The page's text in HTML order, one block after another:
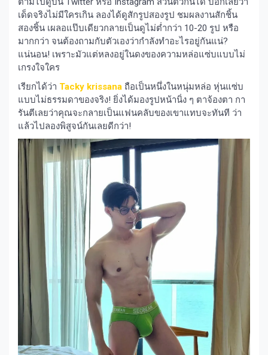
เด็ดจริงไม่มีใครเกิน ลองได้ดูสักรูปสองรูป ชมผลงานสักชิ้น
สองชิ้น เผลอแป๊บเดียวกลายเป็นดูไม่ต่ำกว่า 10-20 รูป หรือ
มากกว่า จนต้องถามกับตัวเองว่ากำลังทำอะไรอยู่กันแน่?
แน่นอน! เพราะมัวแต่หลงอยู่ในดงของความหล่อแซ่บแบบไม่
เกรงใจใคร
เรียกได้ว่า Tacky krissana ถือเป็นหนึ่งในหนุ่มหล่อ หุ่นแซ่บ
แบบไม่ธรรมดาของจริง! ยิ่งได้มองรูปหน้านิ่ง ๆ ตาจ้องตา กา
รันตีเลยว่าคุณจะกลายเป็นแฟนคลับของเขาแทบจะทันที ว่า
แล้วไปลองพิสูจน์กันเลยดีกว่า!